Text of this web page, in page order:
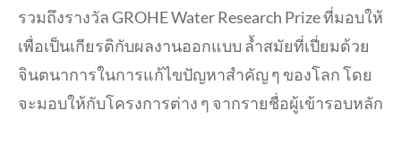
รวมถึงรางวัล GROHE Water Research Prize ที่มอบให้
เพื่อเป็นเกียรติกับผลงานออกแบบ ล้ำสมัยที่เปี่ยมด้วย
จินตนาการในการแก้ไขปัญหาสำคัญ ๆ ของโลก โดย
จะมอบให้กับโครงการต่าง ๆ จากรายชื่อผู้เข้ารอบหลัก